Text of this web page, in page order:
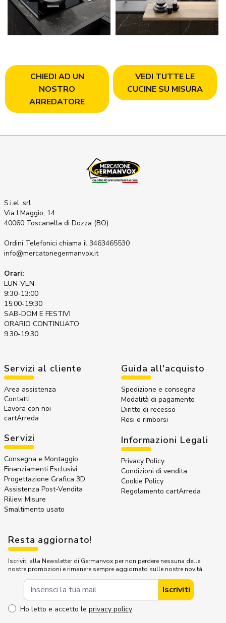
CHIEDI AD UN
NOSTRO
ARREDATORE
VEDI TUTTE LE
CUCINE SU MISURA
S.i.el. srl
Via I Maggio, 14
40060 Toscanella di Dozza (BO)
Ordini Telefonici chiama il 3463465530
info@mercatonegermanvox.it
Orari:
LUN-VEN
9:30-13:00
15:00-19:30
SAB-DOM E FESTIVI
ORARIO CONTINUATO
9:30-19:30
Servizi al cliente
Area assistenza
Contatti
Lavora con noi
cartArreda
Servizi
Consegna e Montaggio
Finanziamenti Esclusivi
Progettazione Grafica 3D
Assistenza Post-Vendita
Rilievi Misure
Smaltimento usato
Guida all'acquisto
Spedizione e consegna
Modalità di pagamento
Diritto di recesso
Resi e rimborsi
Informazioni Legali
Privacy Policy
Condizioni di vendita
Cookie Policy
Regolamento cartArreda
Resta aggiornato!
Iscriviti alla Newsletter di Germanvox per non perdere nessuna delle
nostre promozioni e rimanere sempre aggiornato sulle nostre novità.
Iscriviti
Ho letto e accetto le privacy policy